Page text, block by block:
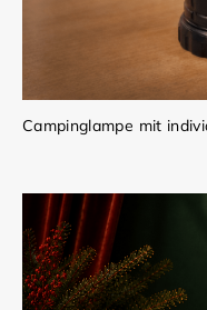
Campinglampe mit